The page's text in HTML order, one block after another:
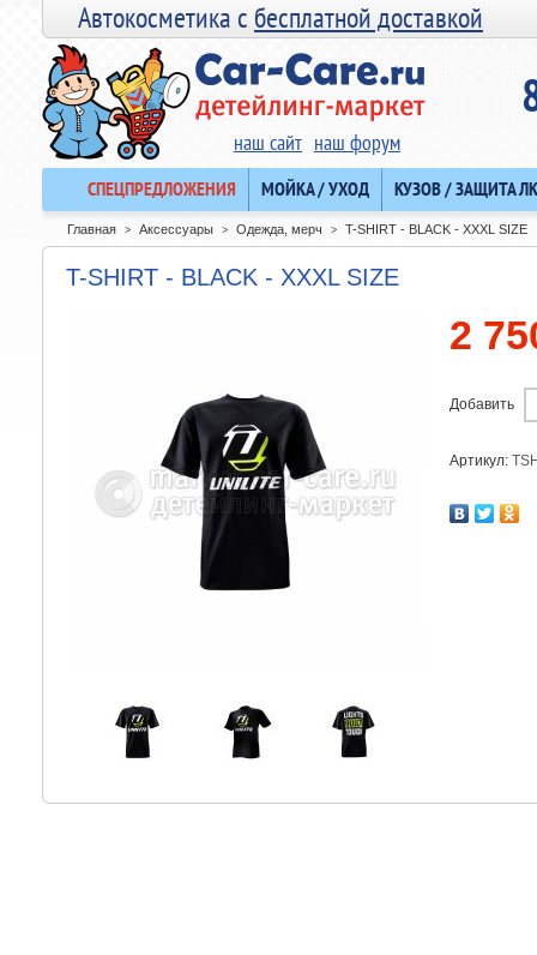
Автокосметика сбесплатной доставкой
наш сайт наш форум
СПЕЦПРЕДЛОЖЕНИЯ МОЙКА / УХОД КУЗОВ / ЗАЩИТА
Главная > Аксессуары > Одежда, мерч > T-SHIRT - BLACK - XXXL SIZE
T-SHIRT - BLACK - XXXL SIZE
2
Добавить
Артикул: